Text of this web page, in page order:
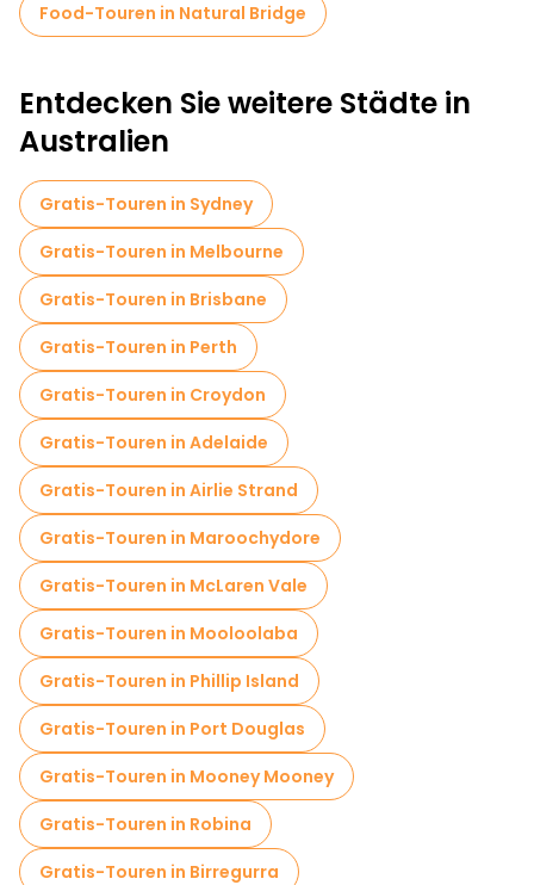
Food-Touren in Natural Bridge
Entdecken Sie weitere Städte in
Australien
Gratis-Touren in Sydney
Gratis-Touren in Melbourne
Gratis-Touren in Brisbane
Gratis-Touren in Perth
Gratis-Touren in Croydon
Gratis-Touren in Adelaide
Gratis-Touren in Airlie Strand
Gratis-Touren in Maroochydore
Gratis-Touren in McLaren Vale
Gratis-Touren in Mooloolaba
Gratis-Touren in Phillip Island
Gratis-Touren in Port Douglas
Gratis-Touren in Mooney Mooney
Gratis-Touren in Robina
Gratis-Touren in Birregurra